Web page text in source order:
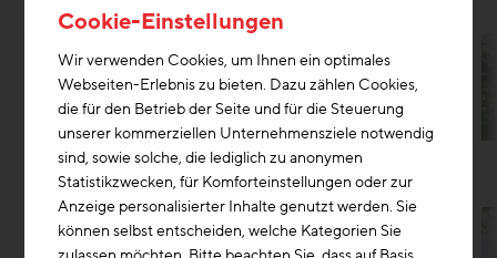
Cookie-Einstellungen
Wir verwenden Cookies, um Ihnen ein optimales
Webseiten-Erlebnis zu bieten. Dazu zählen Cookies,
die für den Betrieb der Seite und für die Steuerung
unserer kommerziellen Unternehmensziele notwendig
sind, sowie solche, die lediglich zu anonymen
Statistikzwecken, für Komforteinstellungen oder zur
Anzeige personalisierter Inhalte genutzt werden. Sie
können selbst entscheiden, welche Kategorien Sie